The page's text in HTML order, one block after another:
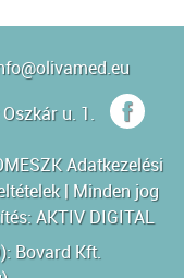
u. 1.
Adatkezelési
| Minden jog
AKTIV DIGITAL
Bovard Kft.